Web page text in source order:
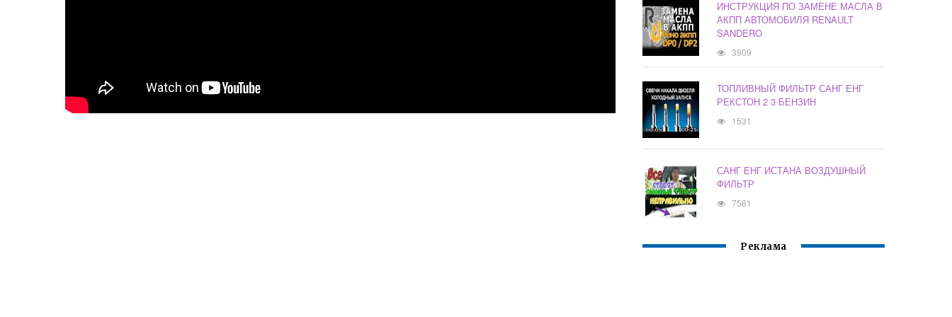
ИНСТРУКЦИЯ ПО ЗАМЕНЕ МАСЛА В
АКПП АВТОМОБИЛЯ RENAULT
SANDERO
3909
ТОПЛИВНЫЙ ФИЛЬТР САНГ ЕНГ
РЕКСТОН 2 3 БЕНЗИН
1531
САНГ ЕНГ ИСТАНА ВОЗДУШНЫЙ
ФИЛЬТР
7581
Реклама